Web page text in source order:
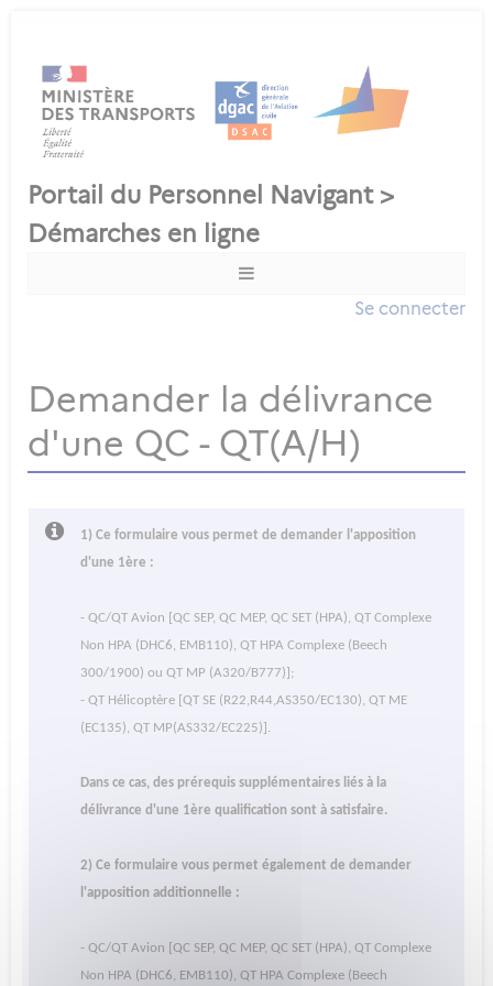
Se connecter
Demander la délivrance
d'une QC - QT(A/H)
1) Ce formulaire vous permet de demander l'apposition
d'une 1ère :
- QC/QT Avion [QC SEP, QC MEP, QC SET (HPA), QT Complexe
Non HPA (DHC6, EMB110), QT HPA Complexe (Beech
300/1900) ou QT MP (A320/B777)];
- QT Hélicoptère [QT SE (R22,R44,AS350/EC130), QT ME
(EC135), QT MP(AS332/EC225)].
Dans ce cas, des prérequis supplémentaires liés à la
délivrance d'une 1ère qualification sont à satisfaire.
2) Ce formulaire vous permet également de demander
l'apposition additionnelle :
- QC/QT Avion [QC SEP, QC MEP, QC SET (HPA), QT Complexe
Non HPA (DHC6, EMB110), QT HPA Complexe (Beech